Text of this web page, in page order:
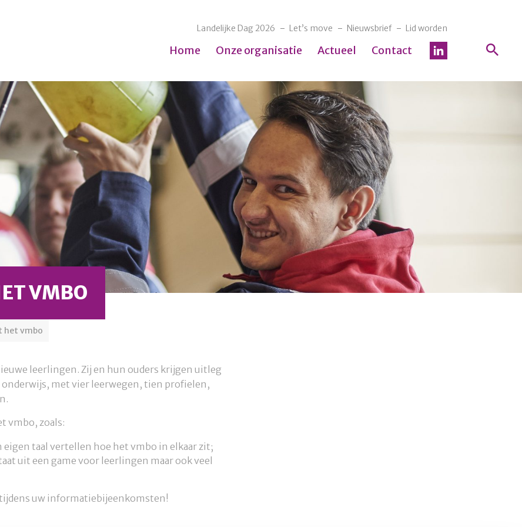
Landelijke Dag 2026 Let’s move Nieuwsbrief Lid worden
Home Onze organisatie Actueel Contact
VMBO
het vmbo
leerlingen. Zij en hun ouders krijgen uitleg
met vier leerwegen, tien profielen,
vmbo, zoals:
taal vertellen hoe het vmbo in elkaar zit;
uit een game voor leerlingen maar ook veel
uw informatiebijeenkomsten!